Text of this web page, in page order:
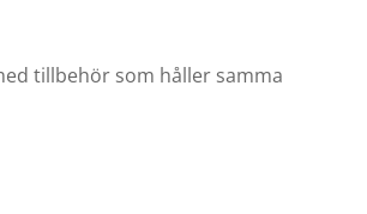
tillbehör som håller samma